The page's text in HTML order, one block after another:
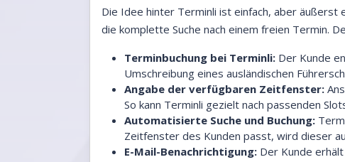
Die Idee hinter Terminli ist einfach, aber
die komplette Suche nach einem freien Termin.
Terminbuchung bei Terminli: Der Kunde
Umschreibung eines ausländischen
Angabe der verfügbaren Zeitfenster:
So kann Terminli gezielt nach passenden
Automatisierte Suche und Buchung:
Zeitfenster des Kunden passt, wird dieser
E-Mail-Benachrichtigung: Der Kunde